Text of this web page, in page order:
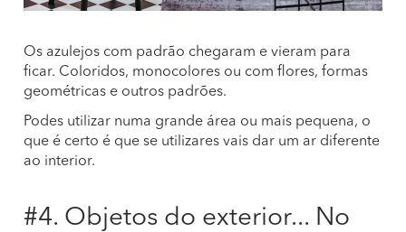
Os azulejos com padrão chegaram e vieram para
ficar. Coloridos, monocolores ou com flores, formas
geométricas e outros padrões.
Podes utilizar numa grande área ou mais pequena, o
que é certo é que se utilizares vais dar um ar diferente
ao interior.
#4. Objetos do exterior... No